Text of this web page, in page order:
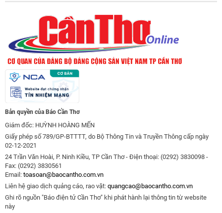
Bản quyền của Báo Cần Thơ
Giám đốc: HUỲNH HOÀNG MẾN
Giấy phép số 789/GP-BTTTT, do Bộ Thông Tin và Truyền Thông cấp ngày
02-12-2021
24 Trần Văn Hoài, P. Ninh Kiều, TP Cần Thơ - Điện thoại: (0292) 3830098 -
Fax: (0292) 3830561
Email: toasoan@baocantho.com.vn
Liên hệ giao dịch quảng cáo, rao vặt: quangcao@baocantho.com.vn
Ghi rõ nguồn "Báo điện tử Cần Thơ" khi phát hành lại thông tin từ website
này